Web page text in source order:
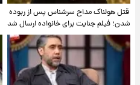
قتل هولناک مداح سرشناس پس از ربوده
شدن؛ فیلم جنایت برای خانواده ارسال شد